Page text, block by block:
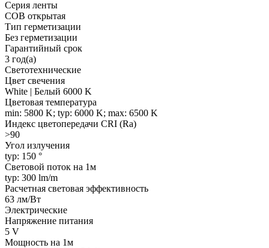
Серия ленты
COB открытая
Тип герметизации
Без герметизации
Гарантийный срок
3 год(а)
Светотехнические
Цвет свечения
White | Белый 6000 K
Цветовая температура
min: 5800 K; typ: 6000 K; max: 6500 K
Индекс цветопередачи CRI (Ra)
>90
Угол излучения
typ: 150 °
Световой поток на 1м
typ: 300 lm/m
Расчетная световая эффективность
63 лм/Вт
Электрические
Напряжение питания
5 V
Мощность на 1м